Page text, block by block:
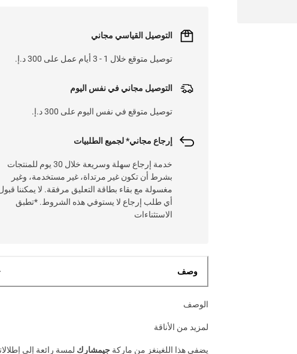
التوصيل القياسي مجاني
توصيل متوقع خلال 1 - 3 أيام عمل على 300 د.إ.
التوصيل مجاني في نفس اليوم
توصيل متوقع في نفس اليوم على 300 د.إ.
إرجاع مجاني* لجميع الطلبيات
خدمة إرجاع سهلة وسريعة خلال 30 يوم للمنتجات
بشرط أن تكون غير مرتداة، غير مستخدمة، وغير
مغسولة مع بقاء بطاقة التعليق مرفقة. لا يمكننا
أي طلب إرجاع لا يستوفي هذه الشروط. *تطبق
الاستثناءات
وصف
الوصف
لمزيد من الأناقة
يضفي هذا اللغينغز من ماركة جيمشارك لمسة رائعة إلى